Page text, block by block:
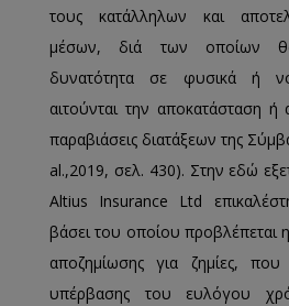
τους κατάλληλων και
μέσων, διά των οποίων θα
δυνατότητα σε φυσικά ή
αιτούνται την αποκατάσταση ή
παραβιάσεις διατάξεων της
al.,2019, σελ. 430). Στην εδώ
Altius Insurance Ltd
βάσει του οποίου προβλέπεται
αποζημίωσης για ζημίες,
υπέρβασης του ευλόγου